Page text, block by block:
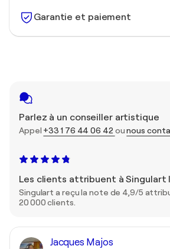
Garantie et paiement
Parlez à un conseiller artistique
Appel +33 1 76 44 06 42ounous
Les clients attribuent à Singulart
Singulart a reçu la note de 4,9/5
20 000 clients.
Jacques Majos